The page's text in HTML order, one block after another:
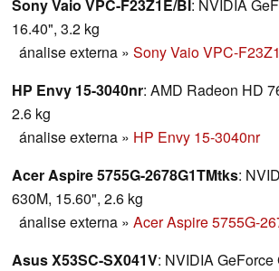
Sony Vaio VPC-F23Z1E/BI: NVIDIA
16.40", 3.2 kg
ánalise externa » Sony Vaio VPC-
HP Envy 15-3040nr: AMD Radeon HD
2.6 kg
ánalise externa » HP Envy 15-3040nr
Acer Aspire 5755G-2678G1TMtks:
630M, 15.60", 2.6 kg
ánalise externa » Acer Aspire 5755G-
Asus X53SC-SX041V: NVIDIA GeForce